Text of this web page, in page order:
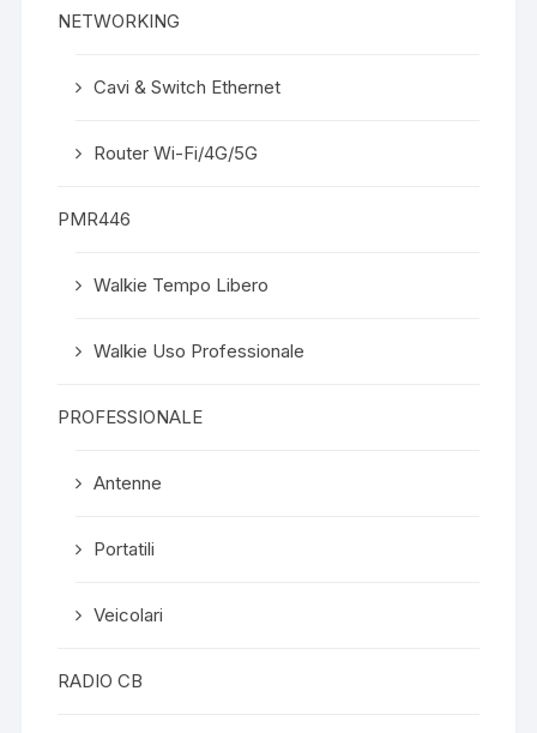
NETWORKING
Cavi & Switch Ethernet
Router Wi-Fi/4G/5G
PMR446
Walkie Tempo Libero
Walkie Uso Professionale
PROFESSIONALE
Antenne
Portatili
Veicolari
RADIO CB